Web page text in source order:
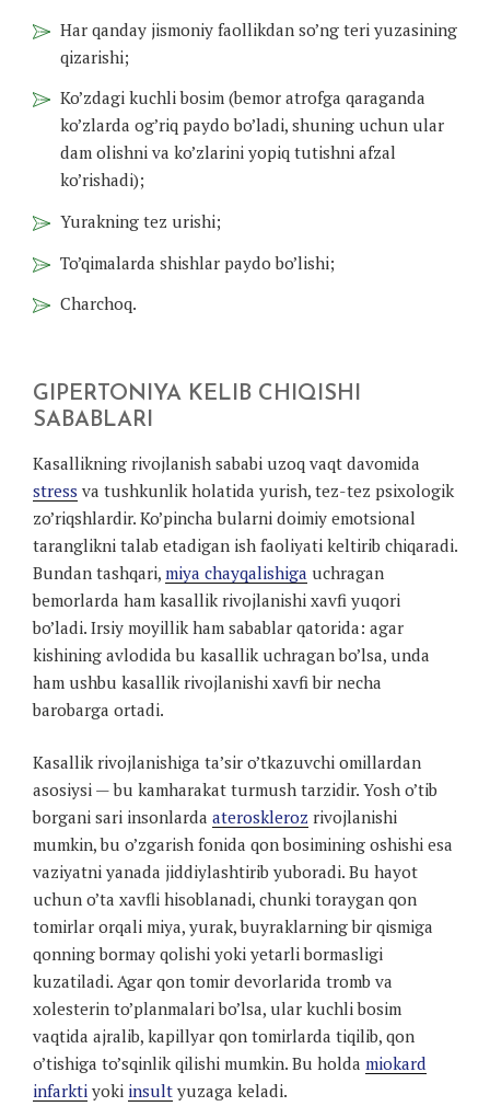
Har qanday jismoniy faollikdan so’ng teri yuzasining
qizarishi;
Ko’zdagi kuchli bosim (bemor atrofga qaraganda
ko’zlarda og’riq paydo bo’ladi, shuning uchun ular
dam olishni va ko’zlarini yopiq tutishni afzal
ko’rishadi);
Yurakning tez urishi;
To’qimalarda shishlar paydo bo’lishi;
Charchoq.
GIPERTONIYA KELIB CHIQISHI
SABABLARI
Kasallikning rivojlanish sababi uzoq vaqt davomida
stress va tushkunlik holatida yurish, tez-tez psixologik
zo’riqshlardir. Ko’pincha bularni doimiy emotsional
taranglikni talab etadigan ish faoliyati keltirib chiqaradi.
Bundan tashqari, miya chayqalishiga uchragan
bemorlarda ham kasallik rivojlanishi xavfi yuqori
bo’ladi. Irsiy moyillik ham sabablar qatorida: agar
kishining avlodida bu kasallik uchragan bo’lsa, unda
ham ushbu kasallik rivojlanishi xavfi bir necha
barobarga ortadi.
Kasallik rivojlanishiga ta’sir o’tkazuvchi omillardan
asosiysi — bu kamharakat turmush tarzidir. Yosh o’tib
borgani sari insonlarda ateroskleroz rivojlanishi
mumkin, bu o’zgarish fonida qon bosimining oshishi esa
vaziyatni yanada jiddiylashtirib yuboradi. Bu hayot
uchun o’ta xavfli hisoblanadi, chunki toraygan qon
tomirlar orqali miya, yurak, buyraklarning bir qismiga
qonning bormay qolishi yoki yetarli bormasligi
kuzatiladi. Agar qon tomir devorlarida tromb va
xolesterin to’planmalari bo’lsa, ular kuchli bosim
vaqtida ajralib, kapillyar qon tomirlarda tiqilib, qon
o’tishiga to’sqinlik qilishi mumkin. Bu holda miokard
infarkti yoki insult yuzaga keladi.